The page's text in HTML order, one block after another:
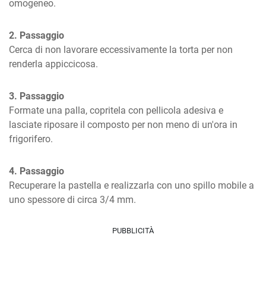
omogeneo.
2. Passaggio
Cerca di non lavorare eccessivamente la torta per non
renderla appiccicosa.
3. Passaggio
Formate una palla, copritela con pellicola adesiva e
lasciate riposare il composto per non meno di un'ora in
frigorifero.
4. Passaggio
Recuperare la pastella e realizzarla con uno spillo mobile a
uno spessore di circa 3/4 mm.
PUBBLICITÀ